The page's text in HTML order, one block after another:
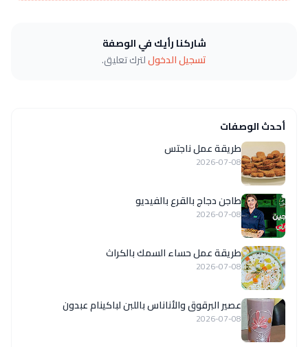
شاركنا رأيك في الوصفة
تسجيل الدخوللترك تعليق.
أحدث الوصفات
طريقة عمل ناجتس
2026-07-08
طاجن دجاج بالقرع بالفيديو
2026-07-08
طريقة عمل حساء السمك بالكراث
2026-07-08
عصير البرقوق والأناناس باللبن لباكينام عبدون
2026-07-08